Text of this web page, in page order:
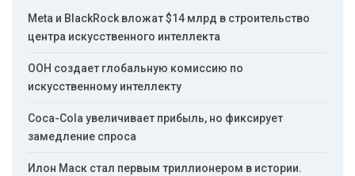
Meta и BlackRock вложат $14 млрд в строительство
центра искусственного интеллекта
ООН создает глобальную комиссию по
искусственному интеллекту
Coca-Cola увеличивает прибыль, но фиксирует
замедление спроса
Илон Маск стал первым триллионером в истории.